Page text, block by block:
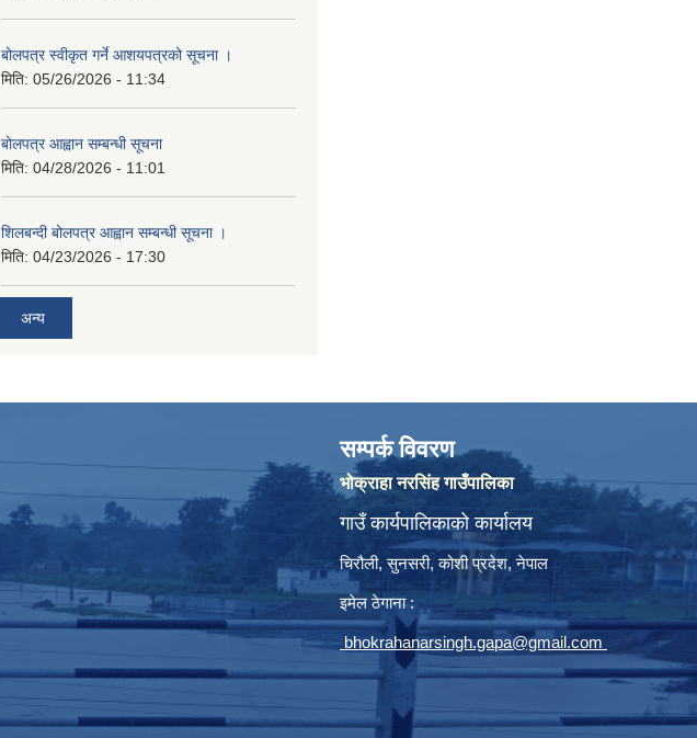
बोलपत्र स्वीकृत गर्ने आशयपत्रको सूचना ।
मिति: 05/26/2026 - 11:34
बोलपत्र आह्वान सम्बन्धी सूचना
मिति: 04/28/2026 - 11:01
शिलबन्दी बोलपत्र आह्वान सम्बन्धी सूचना ।
मिति: 04/23/2026 - 17:30
अन्य
सम्पर्क विवरण
भोक्राहा नरसिंह गाउँपालिका
गाउँ कार्यपालिकाको कार्यालय
चिरौली, सुनसरी, कोशी प्रदेश, नेपाल
इमेल ठेगाना :
bhokrahanarsingh.gapa@gmail.com